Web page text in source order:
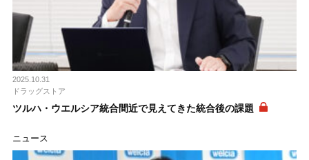
2025.10.31
ドラッグストア
ツルハ・ウエルシア統合間近で見えてきた統合後の課題
ニュース